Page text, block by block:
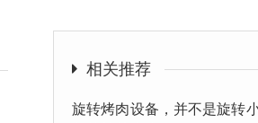
相关推荐
旋转烤肉设备，并不是旋转